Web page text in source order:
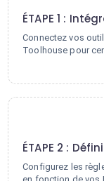
ÉTAPE 1 :
Connectez vos
Toolhouse pour
ÉTAPE 2 :
Configurez les